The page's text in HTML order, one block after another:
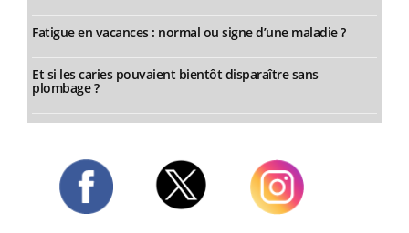
Fatigue en vacances : normal ou signe d’une maladie ?
Et si les caries pouvaient bientôt disparaître sans
plombage ?